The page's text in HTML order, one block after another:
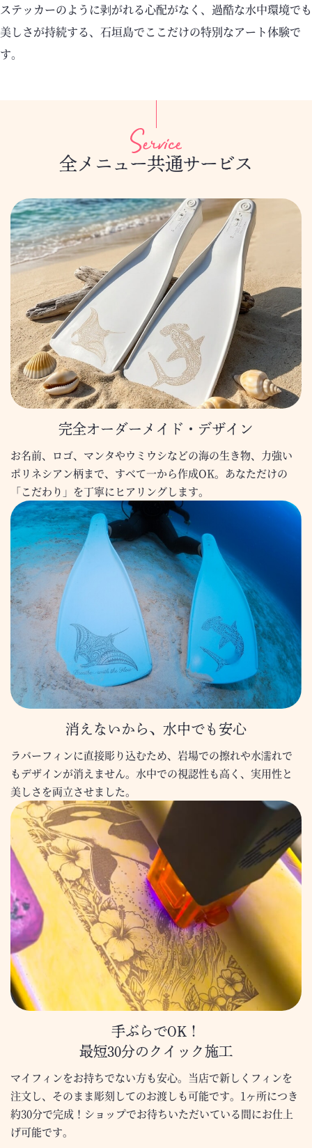
ステッカーのように剥がれる心配がなく、過酷な水中環境でも
美しさが持続する、石垣島でここだけの特別なアート体験で
す。
全メニュー共通サービス
完全オーダーメイド・デザイン
お名前、ロゴ、マンタやウミウシなどの海の生き物、力強い
ポリネシアン柄まで、すべて一から作成OK。あなただけの
「こだわり」を丁寧にヒアリングします。
消えないから、水中でも安心
ラバーフィンに直接彫り込むため、岩場での擦れや水濡れで
もデザインが消えません。水中での視認性も高く、実用性と
美しさを両立させました。
手ぶらでOK！
最短30分のクイック施工
マイフィンをお持ちでない方も安心。当店で新しくフィンを
注文し、そのまま彫刻してのお渡しも可能です。1ヶ所につき
約30分で完成！ショップでお待ちいただいている間にお仕上
げ可能です。